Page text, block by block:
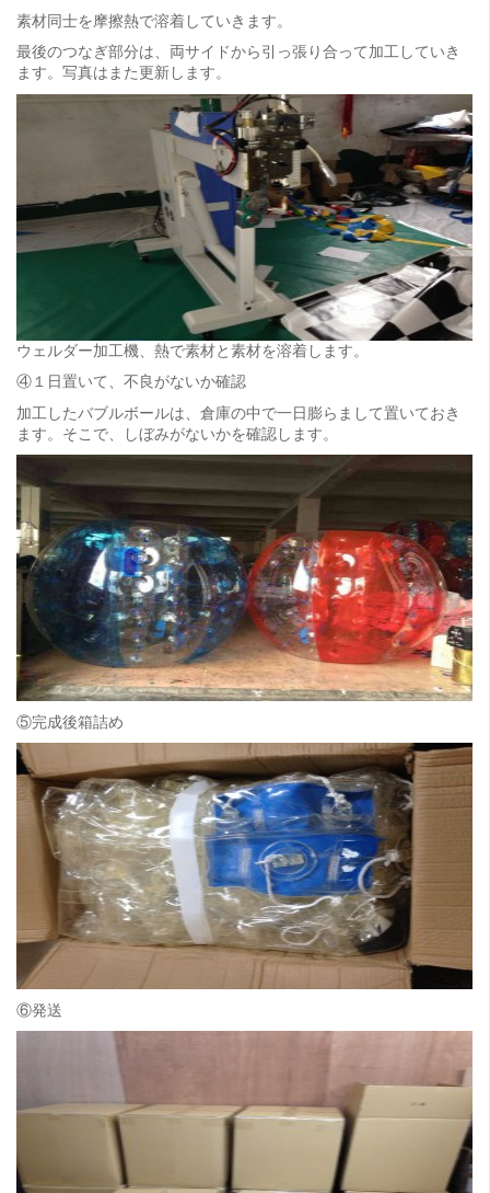
素材同士を摩擦熱で溶着していきます。
最後のつなぎ部分は、両サイドから引っ張り合って加工していき
ます。写真はまた更新します。
ウェルダー加工機、熱で素材と素材を溶着します。
④１日置いて、不良がないか確認
加工したバブルボールは、倉庫の中で一日膨らまして置いておき
ます。そこで、しぼみがないかを確認します。
⑤完成後箱詰め
⑥発送